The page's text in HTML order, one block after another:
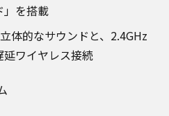
」を搭載
体的なサウンドと、2.4GHz
ワイヤレス接続